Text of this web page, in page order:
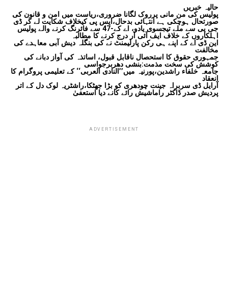
حالیہ خبریں
پولیس کی من مانی پرروک لگانا ضروری،ریاست میں امن و قانون کی
صورتحال ہوچکی ہے انتہائی بدحال،ایس پی کیخلاف شکایت لے کر ڈی
جی پی سے ملے تیجسوی یادو، اے کے-47 سے فائرنگ کرنے والے پولیس
اہلکاروں کے خلاف ایف آئی آر درج کرنے کا مطالبہ
این ڈی اے کے اپنے ہی رکن پارلیمنٹ نے کی بنگلہ دیش آبی معاہدے کی
مخالفت
جمہوری حقوق کا استحصال ناقابل قبول، اساتذہ کی آواز دبانے کی
کوشش کی سخت مذمت:بنشی دھربرجواسی
جامعہ خلفاء راشدین،پورنیہ میں’’النادی العربی‘‘ کے تعلیمی پروگرام کا
انعقاد
آرایل ڈی سربراہ جینت چودھری کو بڑا جھٹکا،راشٹریہ لوک دل کے اتر
پردیش صدر ڈاکٹر راماشیش رائے کانے دیا استعفیٰ
ADVERTISEMENT